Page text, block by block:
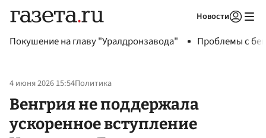
Новости
Покушение на главу "Уралдронзавода" Проблемы с
4 июня 2026 15:54Политика
Венгрия не поддержала
ускоренное вступление